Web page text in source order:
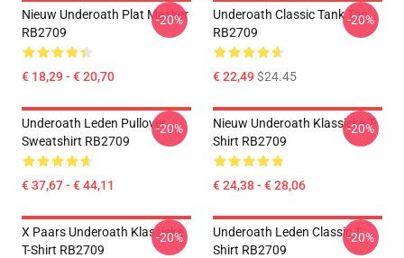
Nieuw Underoath Plat Masker
RB2709
€ 18,29 - € 20,70
-20%
Underoath Classic Tank Top
RB2709
€ 22,49$24.45
-20%
Underoath Leden Pullover
Sweatshirt RB2709
€ 37,67 - € 44,11
-20%
Nieuw Underoath Klassieke T-
Shirt RB2709
€ 24,38 - € 28,06
-20%
X Paars Underoath Klassieke
T-Shirt RB2709
-20%
Underoath Leden Classic T-
Shirt RB2709
-20%